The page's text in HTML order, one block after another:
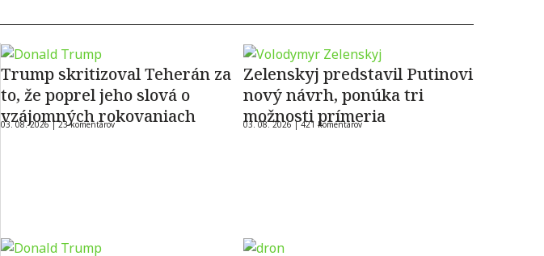
Trump skritizoval Teherán za
to, že poprel jeho slová o
vzájomných rokovaniach
03. 08. 2026 |23 komentárov
Zelenskyj predstavil Putinovi
nový návrh, ponúka tri
možnosti prímeria
03. 08. 2026 |421 komentárov